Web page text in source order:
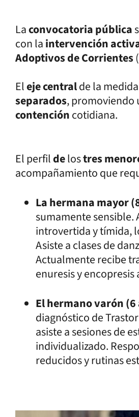
Laconvocatoria pública
con laintervención
Adoptivos de Corrientes
Eleje centralde la
separados, promoviendo
contencióncotidiana.
El perfildelostres
acompañamiento que
La hermana mayor
sumamente
introvertida y tímida,
Asiste a clases de
Actualmente recibe
enuresis y
El hermano varón
diagnóstico de
asiste a sesiones de
individualizado.
reducidos y rutinas